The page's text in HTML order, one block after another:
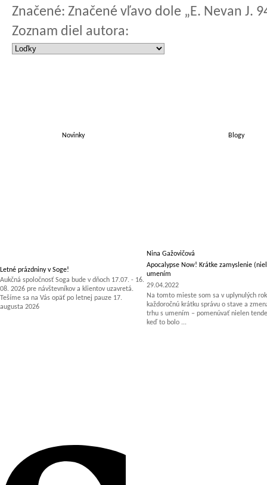
Značené: Značené vľavo dole „E. Nevan J.
Zoznam diel autora:
Novinky Blogy
Letné prázdniny v Soge!
Aukčná spoločnosť Soga bude v dňoch 17.07. - 16.
08. 2026 pre návštevníkov a klientov uzavretá.
Tešíme sa na Vás opäť po letnej pauze 17.
augusta 2026
Nina Gažovičová
Apocalypse Now! Krátke zamyslenie
umením
29.04.2022
Na tomto mieste som sa v uplynulých
každoročnú krátku správu o stave a
trhu s umením – pomenúvať nielen
keď to bolo ...